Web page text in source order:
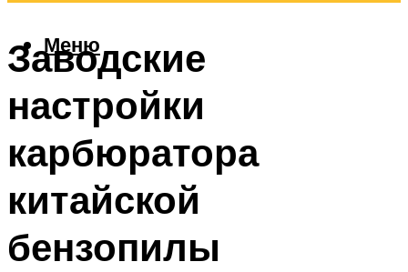
Меню
Заводские
настройки
карбюратора
китайской
бензопилы